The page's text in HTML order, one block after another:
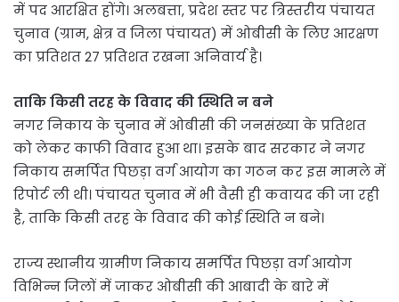
में पद आरक्षित होंगे। अलबत्ता, प्रदेश स्तर पर त्रिस्तरीय पंचायत
चुनाव (ग्राम, क्षेत्र व जिला पंचायत) में ओबीसी के लिए आरक्षण
का प्रतिशत 27 प्रतिशत रखना अनिवार्य है।
ताकि किसी तरह के विवाद की स्थिति न बने
नगर निकाय के चुनाव में ओबीसी की जनसंख्या के प्रतिशत
को लेकर काफी विवाद हुआ था। इसके बाद सरकार ने नगर
निकाय समर्पित पिछड़ा वर्ग आयोग का गठन कर इस मामले में
रिपोर्ट ली थी। पंचायत चुनाव में भी वैसी ही कवायद की जा रही
है, ताकि किसी तरह के विवाद की कोई स्थिति न बने।
राज्य स्थानीय ग्रामीण निकाय समर्पित पिछड़ा वर्ग आयोग
विभिन्न जिलों में जाकर ओबीसी की आबादी के बारे में